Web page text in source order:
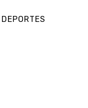
DEPORTES